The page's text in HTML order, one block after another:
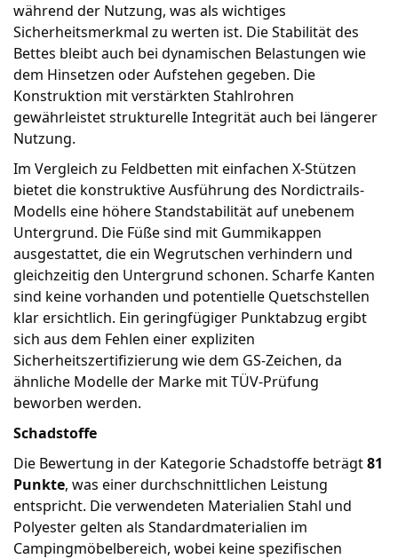
während der Nutzung, was als wichtiges
Sicherheitsmerkmal zu werten ist. Die Stabilität des
Bettes bleibt auch bei dynamischen Belastungen wie
dem Hinsetzen oder Aufstehen gegeben. Die
Konstruktion mit verstärkten Stahlrohren
gewährleistet strukturelle Integrität auch bei längerer
Nutzung.
Im Vergleich zu Feldbetten mit einfachen X-Stützen
bietet die konstruktive Ausführung des Nordictrails-
Modells eine höhere Standstabilität auf unebenem
Untergrund. Die Füße sind mit Gummikappen
ausgestattet, die ein Wegrutschen verhindern und
gleichzeitig den Untergrund schonen. Scharfe Kanten
sind keine vorhanden und potentielle Quetschstellen
klar ersichtlich. Ein geringfügiger Punktabzug ergibt
sich aus dem Fehlen einer expliziten
Sicherheitszertifizierung wie dem GS-Zeichen, da
ähnliche Modelle der Marke mit TÜV-Prüfung
beworben werden.
Schadstoffe
Die Bewertung in der Kategorie Schadstoffe beträgt81
Punkte, was einer durchschnittlichen Leistung
entspricht. Die verwendeten Materialien Stahl und
Polyester gelten als Standardmaterialien im
Campingmöbelbereich, wobei keine spezifischen